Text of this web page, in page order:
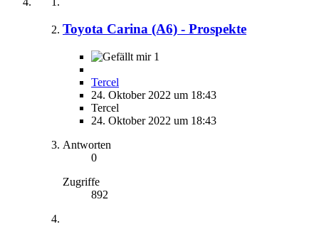
Toyota Carina (A6) - Prospekte
1
Tercel
24. Oktober 2022 um 18:43
Tercel
24. Oktober 2022 um 18:43
Antworten
0
Zugriffe
892